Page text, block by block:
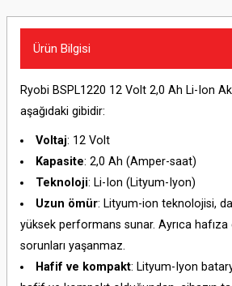
Ürün Bilgisi
Ryobi BSPL1220 12 Volt 2,0 Ah Li-Ion
aşağıdaki gibidir:
Voltaj: 12 Volt
Kapasite: 2,0 Ah (Amper-saat)
Teknoloji: Li-Ion (Lityum-Iyon)
Uzun ömür: Lityum-ion teknolojisi,
yüksek performans sunar. Ayrıca hafıza
sorunları yaşanmaz.
Hafif ve kompakt: Lityum-Iyon